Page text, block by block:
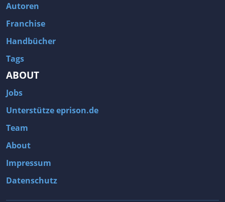
Autoren
Franchise
Handbücher
Tags
ABOUT
Jobs
Unterstütze eprison.de
Team
About
Impressum
Datenschutz